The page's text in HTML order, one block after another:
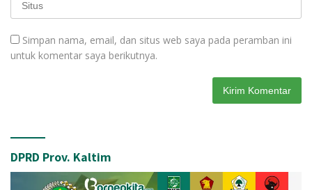
Simpan nama, email, dan situs web saya pada peramban ini
untuk komentar saya berikutnya.
DPRD Prov. Kaltim